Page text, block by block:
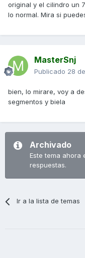
original y el cilindro un
lo normal. Mira si
MasterSnj
Publicado 28
bien, lo mirare, voy a
segmentos y biela
Archivado
Este tema
respuestas.
Ir a la lista de temas